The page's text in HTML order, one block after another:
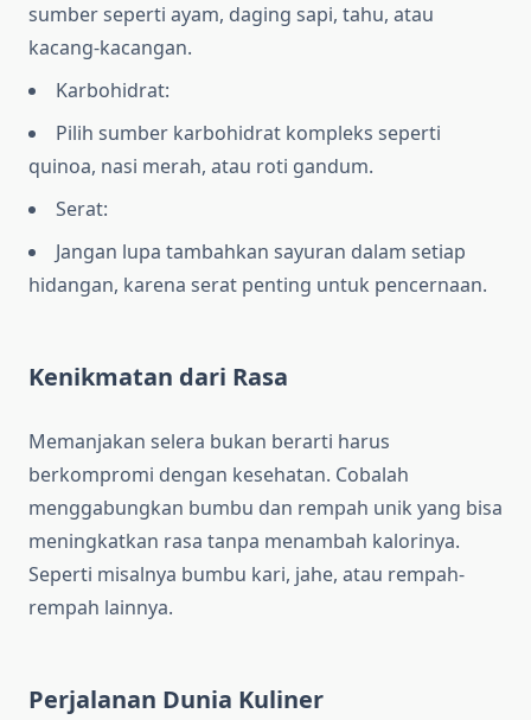
sumber seperti ayam, daging sapi, tahu, atau
kacang-kacangan.
Karbohidrat:
Pilih sumber karbohidrat kompleks seperti
quinoa, nasi merah, atau roti gandum.
Serat:
Jangan lupa tambahkan sayuran dalam setiap
hidangan, karena serat penting untuk pencernaan.
Kenikmatan dari Rasa
Memanjakan selera bukan berarti harus
berkompromi dengan kesehatan. Cobalah
menggabungkan bumbu dan rempah unik yang bisa
meningkatkan rasa tanpa menambah kalorinya.
Seperti misalnya bumbu kari, jahe, atau rempah-
rempah lainnya.
Perjalanan Dunia Kuliner